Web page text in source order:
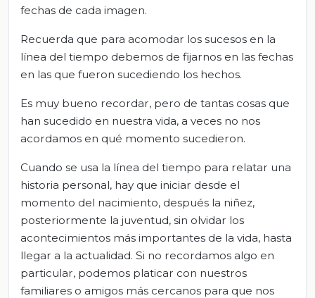
fechas de cada imagen.
Recuerda que para acomodar los sucesos en la
línea del tiempo debemos de fijarnos en las fechas
en las que fueron sucediendo los hechos.
Es muy bueno recordar, pero de tantas cosas que
han sucedido en nuestra vida, a veces no nos
acordamos en qué momento sucedieron.
Cuando se usa la línea del tiempo para relatar una
historia personal, hay que iniciar desde el
momento del nacimiento, después la niñez,
posteriormente la juventud, sin olvidar los
acontecimientos más importantes de la vida, hasta
llegar a la actualidad. Si no recordamos algo en
particular, podemos platicar con nuestros
familiares o amigos más cercanos para que nos